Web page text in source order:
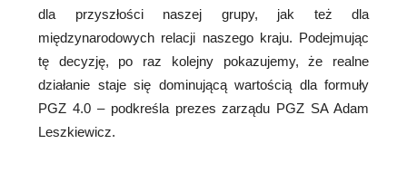
dla przyszłości naszej grupy, jak też dla
międzynarodowych relacji naszego kraju. Podejmując
tę decyzję, po raz kolejny pokazujemy, że realne
działanie staje się dominującą wartością dla formuły
PGZ 4.0 – podkreśla prezes zarządu PGZ SA Adam
Leszkiewicz.